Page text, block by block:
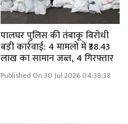
पालघर पुलिस की तंबाकू विरोधी
बड़ी कार्रवाई: 4 मामलों में ₹38.43
लाख का सामान जब्त, 4 गिरफ्तार
Published On 30 Jul 2026 04:38:38